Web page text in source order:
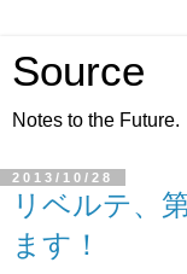
Source
Notes to the Future.
2013/10/28
リベルテ、
ます！